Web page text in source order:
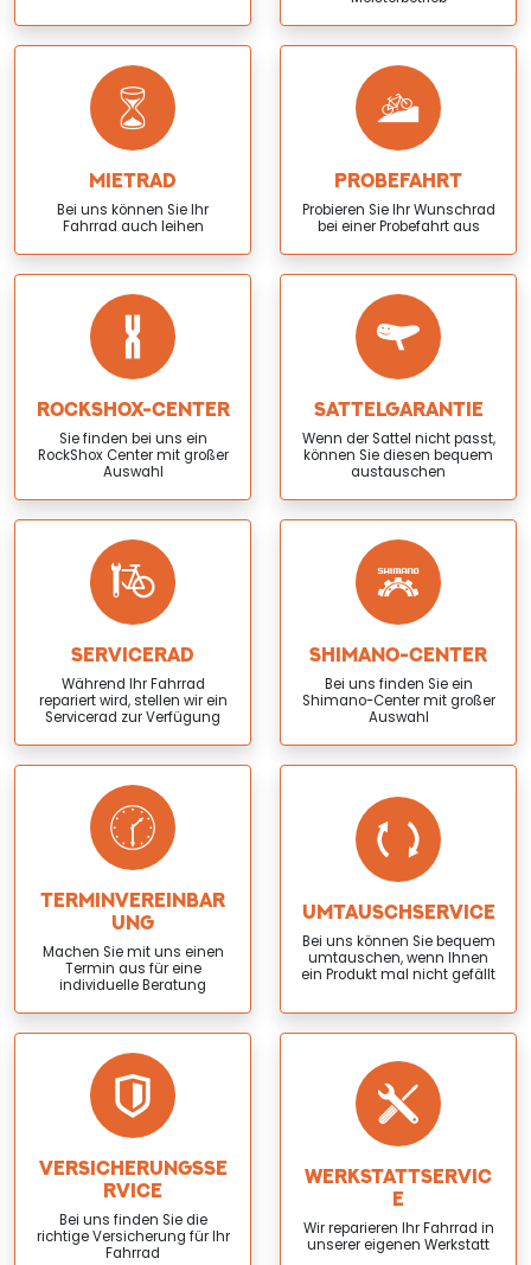
MIETRAD
Bei uns können Sie Ihr
Fahrrad auch leihen
PROBEFAHRT
Probieren Sie Ihr Wunschrad
bei einer Probefahrt aus
ROCKSHOX-CENTER
Sie finden bei uns ein
RockShox Center mit großer
Auswahl
SATTELGARANTIE
Wenn der Sattel nicht passt,
können Sie diesen bequem
austauschen
SERVICERAD
Während Ihr Fahrrad
repariert wird, stellen wir ein
Servicerad zur Verfügung
SHIMANO-CENTER
Bei uns finden Sie ein
Shimano-Center mit großer
Auswahl
TERMINVEREINBAR
UNG
Machen Sie mit uns einen
Termin aus für eine
individuelle Beratung
UMTAUSCHSERVICE
Bei uns können Sie bequem
umtauschen, wenn Ihnen
ein Produkt mal nicht gefällt
VERSICHERUNGSSE
RVICE
Bei uns finden Sie die
richtige Versicherung für Ihr
Fahrrad
WERKSTATTSERVIC
E
Wir reparieren Ihr Fahrrad in
unserer eigenen Werkstatt